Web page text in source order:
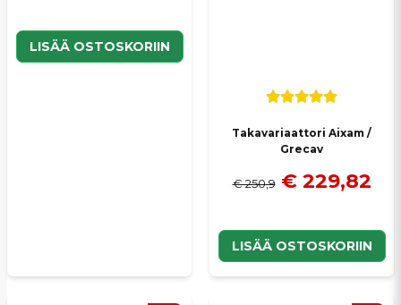
LISÄÄ OSTOSKORIIN
Takavariaattori Aixam /
Grecav
€ 250,9 € 229,82
LISÄÄ OSTOSKORIIN